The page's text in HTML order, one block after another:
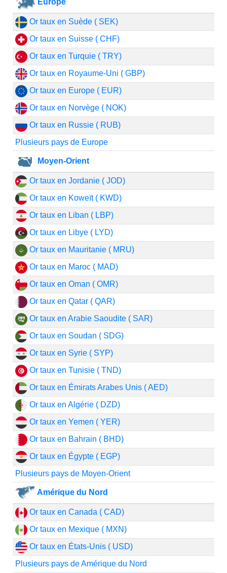
Or taux en Suède ( SEK)
Or taux en Suisse ( CHF)
Or taux en Turquie ( TRY)
Or taux en Royaume-Uni ( GBP)
Or taux en Europe ( EUR)
Or taux en Norvège ( NOK)
Or taux en Russie ( RUB)
Plusieurs pays de Europe
Moyen-Orient
Or taux en Jordanie ( JOD)
Or taux en Koweït ( KWD)
Or taux en Liban ( LBP)
Or taux en Libye ( LYD)
Or taux en Mauritanie ( MRU)
Or taux en Maroc ( MAD)
Or taux en Oman ( OMR)
Or taux en Qatar ( QAR)
Or taux en Arabie Saoudite ( SAR)
Or taux en Soudan ( SDG)
Or taux en Syrie ( SYP)
Or taux en Tunisie ( TND)
Or taux en Émirats Arabes Unis ( AED)
Or taux en Algérie ( DZD)
Or taux en Yemen ( YER)
Or taux en Bahrain ( BHD)
Or taux en Égypte ( EGP)
Plusieurs pays de Moyen-Orient
Amérique du Nord
Or taux en Canada ( CAD)
Or taux en Mexique ( MXN)
Or taux en États-Unis ( USD)
Plusieurs pays de Amérique du Nord